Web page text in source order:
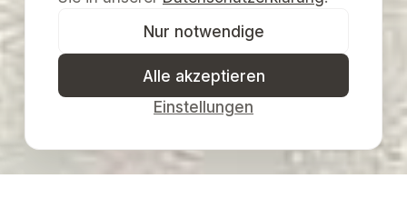
Einstellungen
Nur notwendige
Alle akzeptieren